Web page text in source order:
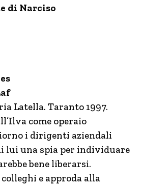
di Narciso
Latella. Taranto 1997.
come operaio
i dirigenti aziendali
lui una spia per individuare
bene liberarsi.
e approda alla